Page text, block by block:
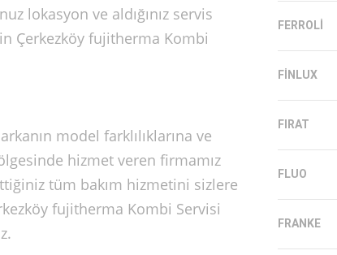
lokasyon ve aldığınız servis
Çerkezköy fujitherma Kombi
model farklılıklarına ve
hizmet veren firmamız
tüm bakım hizmetini sizlere
fujitherma Kombi Servisi
FERROLI
FINLUX
FIRAT
FLUO
FRANKE